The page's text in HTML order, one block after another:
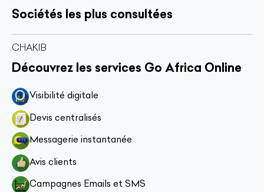
Sociétés les plus consultées
CHAKIB
Découvrez les services Go Africa Online
Visibilité digitale
Devis centralisés
Messagerie instantanée
Avis clients
Campagnes Emails et SMS